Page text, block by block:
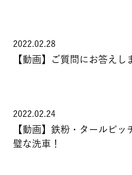
2022.02.28
【動画】ご質問にお答え
2022.02.24
【動画】鉄粉・タールピ
璧な洗車！